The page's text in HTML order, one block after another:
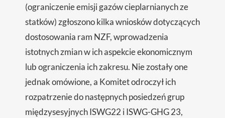
(ograniczenie emisji gazów cieplarnianych ze
statków) zgłoszono kilka wniosków dotyczących
dostosowania ram NZF, wprowadzenia
istotnych zmian w ich aspekcie ekonomicznym
lub ograniczenia ich zakresu. Nie zostały one
jednak omówione, a Komitet odroczył ich
rozpatrzenie do następnych posiedzeń grup
międzysesyjnych ISWG22 i ISWG-GHG 23,